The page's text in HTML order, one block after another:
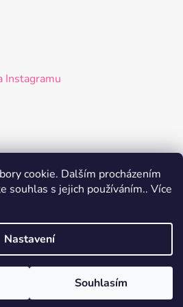
cookie. Dalším procházením
souhlas s jejich používáním.. Více
Nastavení
Souhlasím
Instagramu
Shoptet
de Capuccini Shop. Všechna
vyhrazena.